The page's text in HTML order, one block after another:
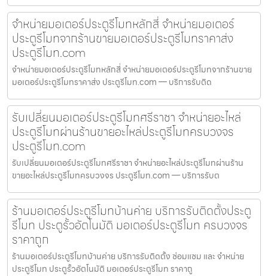
จำหน่ายมอเตอร์ประตูรีโมทหลักสี่ จำหน่ายมอเตอร์
ประตูรีโมทจากร้านขายมอเตอร์ประตูรีโมทราคาส่ง
ประตูรีโมท.com
จำหน่ายมอเตอร์ประตูรีโมทหลักสี่ จำหน่ายมอเตอร์ประตูรีโมทจากร้านขาย
มอเตอร์ประตูรีโมทราคาส่ง ประตูรีโมท.com — บริการรับติด
รับเปลี่ยนมอเตอร์ประตูรีโมทศรีราชา จำหน่ายอะไหล่
ประตูรีโมทผ่านร้านขายอะไหล่ประตูรีโมทครบวงจร
ประตูรีโมท.com
รับเปลี่ยนมอเตอร์ประตูรีโมทศรีราชา จำหน่ายอะไหล่ประตูรีโมทผ่านร้าน
ขายอะไหล่ประตูรีโมทครบวงจร ประตูรีโมท.com — บริการรับต
ร้านมอเตอร์ประตูรีโมทบ้านค่าย บริการรับติดตั้งประตู
รีโมท ประตูรั้วอัตโนมัติ มอเตอร์ประตูรีโมท ครบวงจร
ราคาถูก
ร้านมอเตอร์ประตูรีโมทบ้านค่าย บริการรับติดตั้ง ซ่อมแซม และ จำหน่าย
ประตูรีโมท ประตูรั้วอัตโนมัติ มอเตอร์ประตูรีโมท ราคาถู